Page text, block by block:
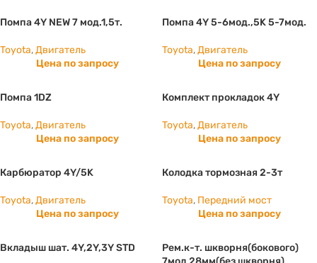
Помпа 4Y NEW 7 мод.1,5т.
Toyota,Двигатель
Цена по запросу
Помпа 4Y 5-6мод.,5K 5-7мод.
Toyota,Двигатель
Цена по запросу
Помпа 1DZ
Toyota,Двигатель
Цена по запросу
Комплект прокладок 4Y
Toyota,Двигатель
Цена по запросу
Карбюратор 4Y/5K
Toyota,Двигатель
Цена по запросу
Колодка тормозная 2-3т
Toyota, Передний мост
Цена по запросу
Вкладыш шат. 4Y,2Y,3Y STD
Рем.к-т. шкворня(бокового)